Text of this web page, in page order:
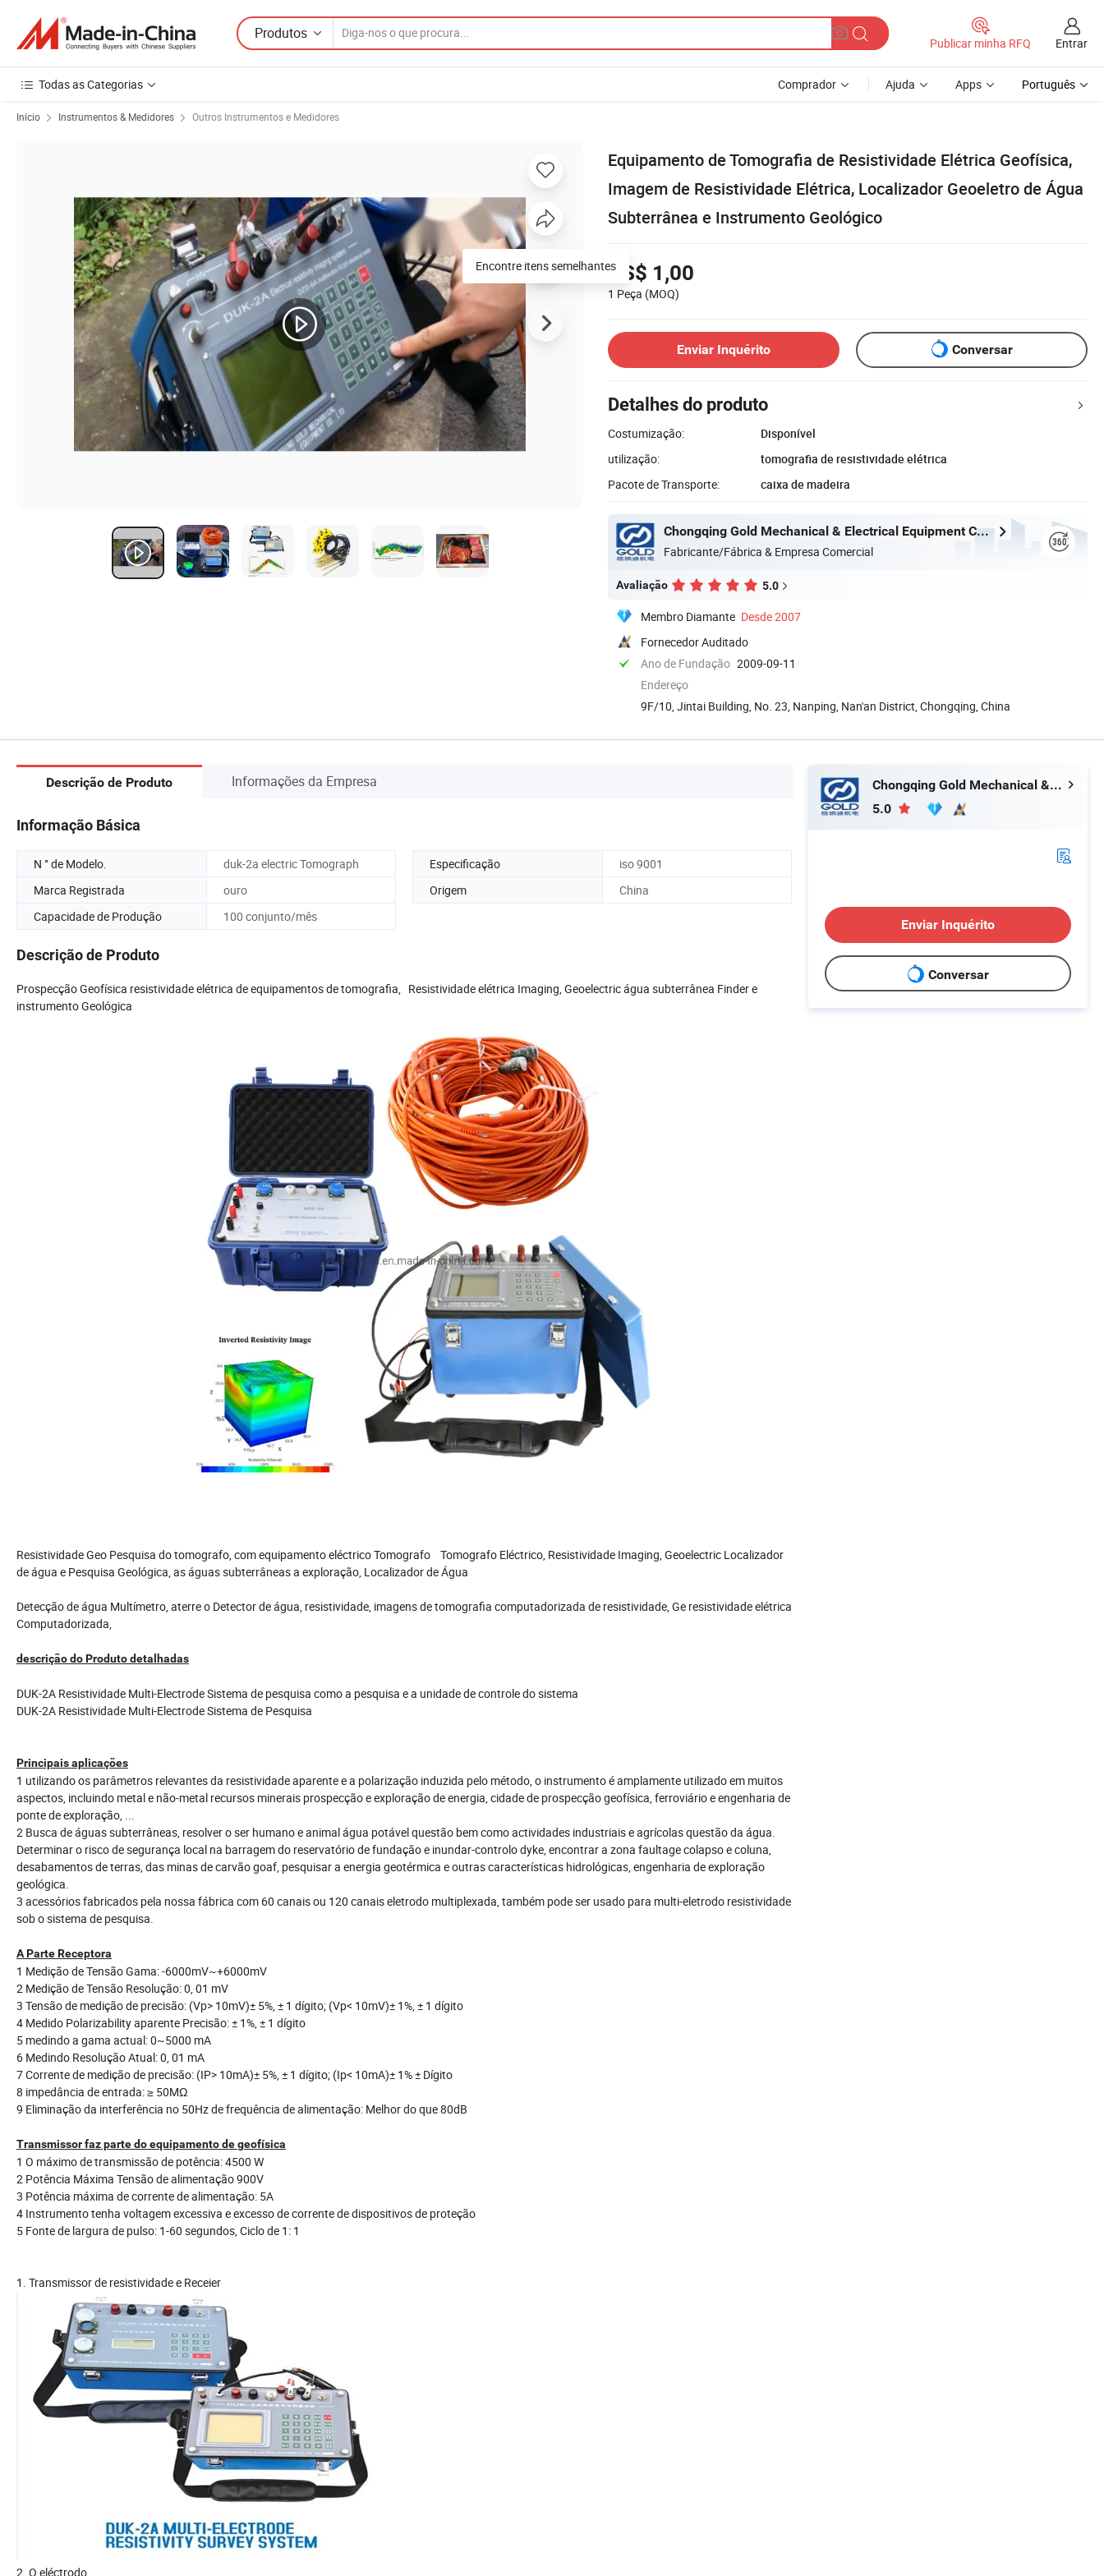
Produtos
Publicar minha RFQ Entrar
Todas as Categorias Comprador Ajuda Apps Português
Início Instrumentos & Medidores Outros Instrumentos e Medidores
Equipamento de Tomografia de Resistividade Elétrica Geofísica,
Imagem de Resistividade Elétrica, Localizador Geoeletro de Água
Subterrânea e Instrumento Geológico
US$ 1,00
1 Peça (MOQ)
Enviar Inquérito Conversar
Detalhes do produto
Costumização:
Disponível
utilização:
tomografia de resistividade elétrica
Pacote de Transporte:
caixa de madeira
Chongqing Gold Mechanical & Electrical Equipment Co., Ltd.
Fabricante/Fábrica & Empresa Comercial
Avaliação 5.0
Membro Diamante Desde 2007
Fornecedor Auditado
Ano de Fundação 2009-09-11
Endereço
9F/10, Jintai Building, No. 23, Nanping, Nan'an District, Chongqing, China
Encontre itens semelhantes
Descrição de Produto Informações da Empresa
Informação Básica
N ° de Modelo. duk-2a electric Tomograph Especificação
iso 9001
Marca Registrada
ouro Origem
China
Capacidade de Produção
100 conjunto/mês
Descrição de Produto
Prospecção Geofísica resistividade elétrica de equipamentos de tomografia, Resistividade elétrica Imaging, Geoelectric água subterrânea Finder e
instrumento Geológica
Resistividade Geo Pesquisa do tomografo, com equipamento eléctrico Tomografo Tomografo Eléctrico, Resistividade Imaging, Geoelectric Localizador
de água e Pesquisa Geológica, as águas subterrâneas a exploração, Localizador de Água
Detecção de água Multímetro, aterre o Detector de água, resistividade, imagens de tomografia computadorizada de resistividade, Ge resistividade elétrica
Computadorizada,
descrição do Produto detalhadas
DUK-2A Resistividade Multi-Electrode Sistema de pesquisa como a pesquisa e a unidade de controle do sistema
DUK-2A Resistividade Multi-Electrode Sistema de Pesquisa
Principais aplicações
1 utilizando os parâmetros relevantes da resistividade aparente e a polarização induzida pelo método, o instrumento é amplamente utilizado em muitos
aspectos, incluindo metal e não-metal recursos minerais prospecção e exploração de energia, cidade de prospecção geofísica, ferroviário e engenharia de
ponte de exploração, ...
2 Busca de águas subterrâneas, resolver o ser humano e animal água potável questão bem como actividades industriais e agrícolas questão da água.
Determinar o risco de segurança local na barragem do reservatório de fundação e inundar-controlo dyke, encontrar a zona faultage colapso e coluna,
desabamentos de terras, das minas de carvão goaf, pesquisar a energia geotérmica e outras características hidrológicas, engenharia de exploração
geológica.
3 acessórios fabricados pela nossa fábrica com 60 canais ou 120 canais eletrodo multiplexada, também pode ser usado para multi-eletrodo resistividade
sob o sistema de pesquisa.
A Parte Receptora
1 Medição de Tensão Gama: -6000mV~+6000mV
2 Medição de Tensão Resolução: 0, 01 mV
3 Tensão de medição de precisão: (Vp> 10mV)± 5%, ± 1 dígito; (Vp< 10mV)± 1%, ± 1 dígito
4 Medido Polarizability aparente Precisão: ± 1%, ± 1 dígito
5 medindo a gama actual: 0~5000 mA
6 Medindo Resolução Atual: 0, 01 mA
7 Corrente de medição de precisão: (IP> 10mA)± 5%, ± 1 dígito; (Ip< 10mA)± 1% ± Dígito
8 impedância de entrada: ≥ 50MΩ
9 Eliminação da interferência no 50Hz de frequência de alimentação: Melhor do que 80dB
Transmissor faz parte do equipamento de geofísica
1 O máximo de transmissão de potência: 4500 W
2 Potência Máxima Tensão de alimentação 900V
3 Potência máxima de corrente de alimentação: 5A
4 Instrumento tenha voltagem excessiva e excesso de corrente de dispositivos de proteção
5 Fonte de largura de pulso: 1-60 segundos, Ciclo de 1: 1
1. Transmissor de resistividade e Receier
2. O eléctrodo
Chongqing Gold Mechanical & Electrical Equipment Co., Ltd.
5.0
Enviar Inquérito
Conversar